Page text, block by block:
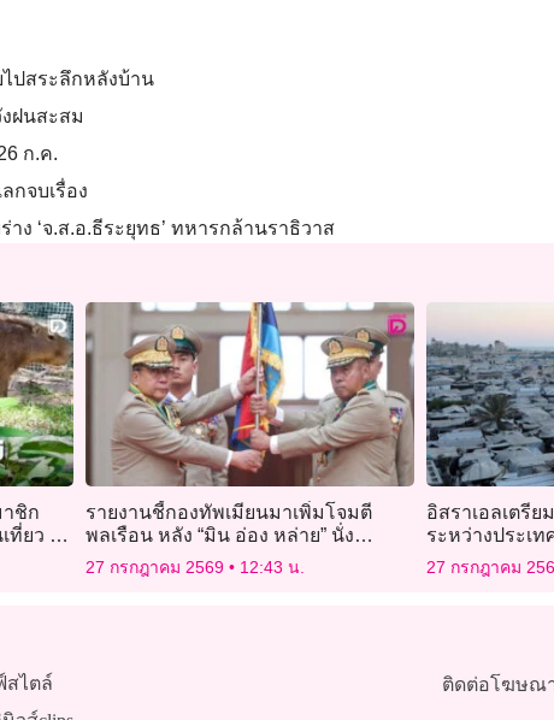
ปสระลึกหลังบ้าน
ฝนสะสม
ก.ค.
กจบเรื่อง
ง ‘จ.ส.อ.ธีระยุทธ’ ทหารกล้านราธิวาส
าชิก
ที่ยว 28
รายงานชี้กองทัพเมียนมาเพิ่มโจมตี
พลเรือน หลัง “มิน อ่อง หล่าย” นั่ง
ประธานาธิบดี
27 กรกฎาคม 2569 12:43 น.
อิสราเอลเตรี
ระหว่างประเท
27 กรกฎาคม
สไตล์
ติดต่อโฆษณ